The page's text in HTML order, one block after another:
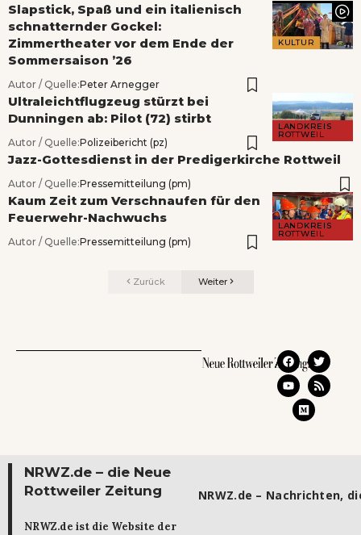
KULTUR
Slapstick, Spaß und ein italienisch
schnatternder Gockel:
Zimmertheater vor dem Ende der
Sommersaison ’26
Autor / Quelle:Peter Arnegger
LANDKREIS
ROTTWEIL
Ultraleichtflugzeug stürzt bei
Dunningen ab: Pilot (72) stirbt
Autor / Quelle:Polizeibericht (pz)
Jazz-Gottesdienst in der Predigerkirche Rottweil
Autor / Quelle:Pressemitteilung (pm)
LANDKREIS
ROTTWEIL
Kaum Zeit zum Verschnaufen für den
Feuerwehr-Nachwuchs
Autor / Quelle:Pressemitteilung (pm)
Zurück Weiter
NRWZ.de – die Neue
Rottweiler Zeitung
NRWZ.de ist die Website der
NRWZ.de – Nachrichten,